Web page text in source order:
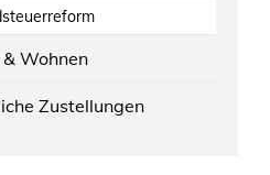
Wohnen
Zustellungen